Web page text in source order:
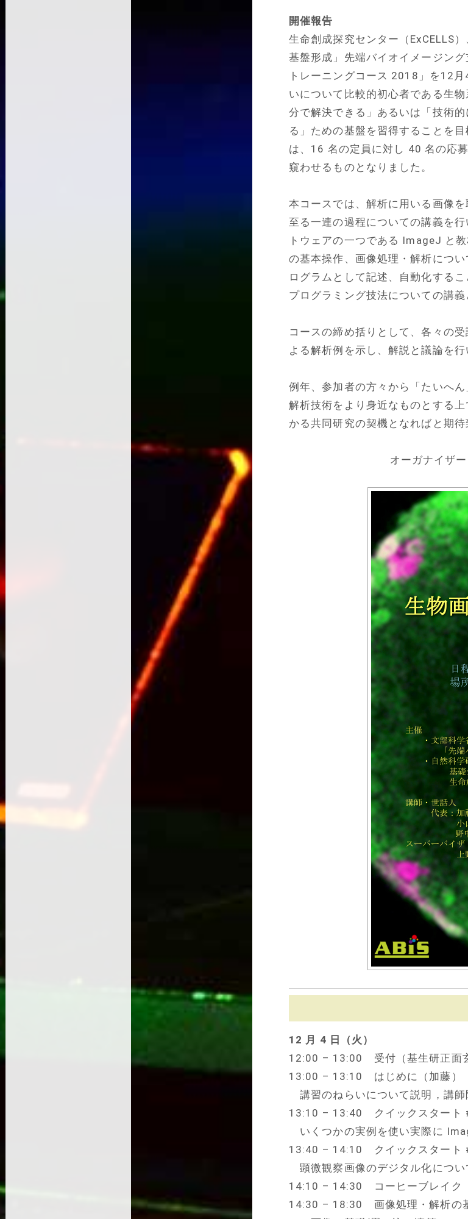
開催報告
生命創成探究センター（ExCELLS
基盤形成」先端バイオイメージン
トレーニングコース 2018」を12
いについて比較的初心者である生
分で解決できる」あるいは「技術
る」ための基盤を習得することを
は、16 名の定員に対し 40 名の応
窺わせるものとなりました。
本コースでは、解析に用いる画像
至る一連の過程についての講義を
トウェアの一つである ImageJ と
の基本操作、画像処理・解析につ
ログラムとして記述、自動化する
プログラミング技法についての講義
コースの締め括りとして、各々の
よる解析例を示し、解説と議論を行
例年、参加者の方々から「たいへ
解析技術をより身近なものとする
かる共同研究の契機となればと期待
オーガナイザ
12 月 4 日（火）
12:00 – 13:00 受付（基生研正面
13:00 – 13:10 はじめに（加藤）
講習のねらいについて説明，講師
13:10 – 13:40 クイックスタート
いくつかの実例を使い実際に
13:40 – 14:10 クイックスタート
顕微観察画像のデジタル化につい
14:10 – 14:30 コーヒーブレイク
14:30 – 18:30 画像処理・解析の